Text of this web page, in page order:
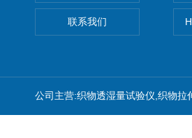
联系我们
公司主营:织物透湿量试验仪,织物拉